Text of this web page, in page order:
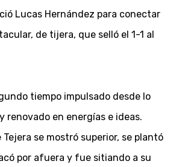
Lucas Hernández para conectar
de tijera, que selló el 1-1 al
tiempo impulsado desde lo
renovado en energías e ideas.
Tejera se mostró superior, se plantó
por afuera y fue sitiando a su